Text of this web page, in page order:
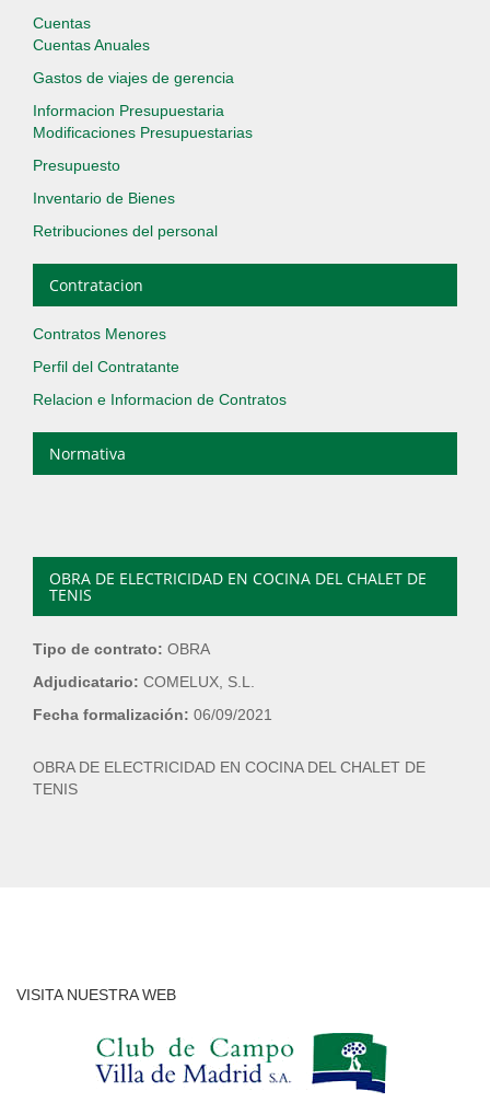
Cuentas
Cuentas Anuales
Gastos de viajes de gerencia
Informacion Presupuestaria
Modificaciones Presupuestarias
Presupuesto
Inventario de Bienes
Retribuciones del personal
Contratacion
Contratos Menores
Perfil del Contratante
Relacion e Informacion de Contratos
Normativa
OBRA DE ELECTRICIDAD EN COCINA DEL CHALET DE
TENIS
Tipo de contrato: OBRA
Adjudicatario: COMELUX, S.L.
Fecha formalización: 06/09/2021
OBRA DE ELECTRICIDAD EN COCINA DEL CHALET DE
TENIS
VISITA NUESTRA WEB